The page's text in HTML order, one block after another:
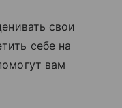
свои
себе на
вам